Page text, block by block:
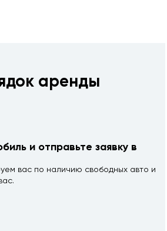
аренды
и отправьте заявку в
вас по наличию свободных авто и